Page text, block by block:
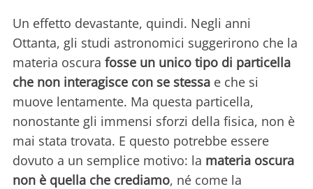
Un effetto devastante, quindi. Negli anni
Ottanta, gli studi astronomici suggerirono che la
materia oscura fosse un unico tipo di particella
che non interagisce con se stessa e che si
muove lentamente. Ma questa particella,
nonostante gli immensi sforzi della fisica, non è
mai stata trovata. E questo potrebbe essere
dovuto a un semplice motivo: la materia oscura
non è quella che crediamo, né come la